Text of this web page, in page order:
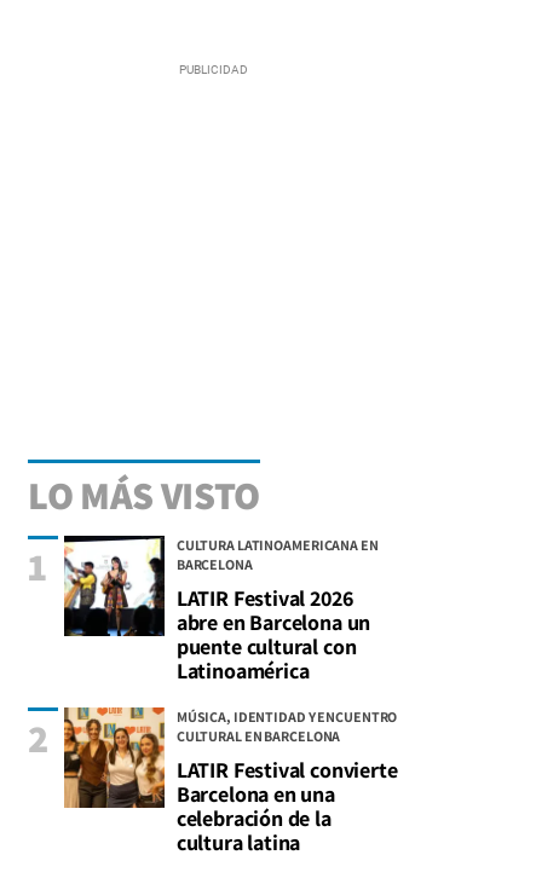
LO MÁS VISTO
CULTURA LATINOAMERICANA EN
BARCELONA
LATIR Festival 2026
abre en Barcelona un
puente cultural con
Latinoamérica
1
MÚSICA, IDENTIDAD Y ENCUENTRO
CULTURAL EN BARCELONA
LATIR Festival convierte
Barcelona en una
celebración de la
cultura latina
2